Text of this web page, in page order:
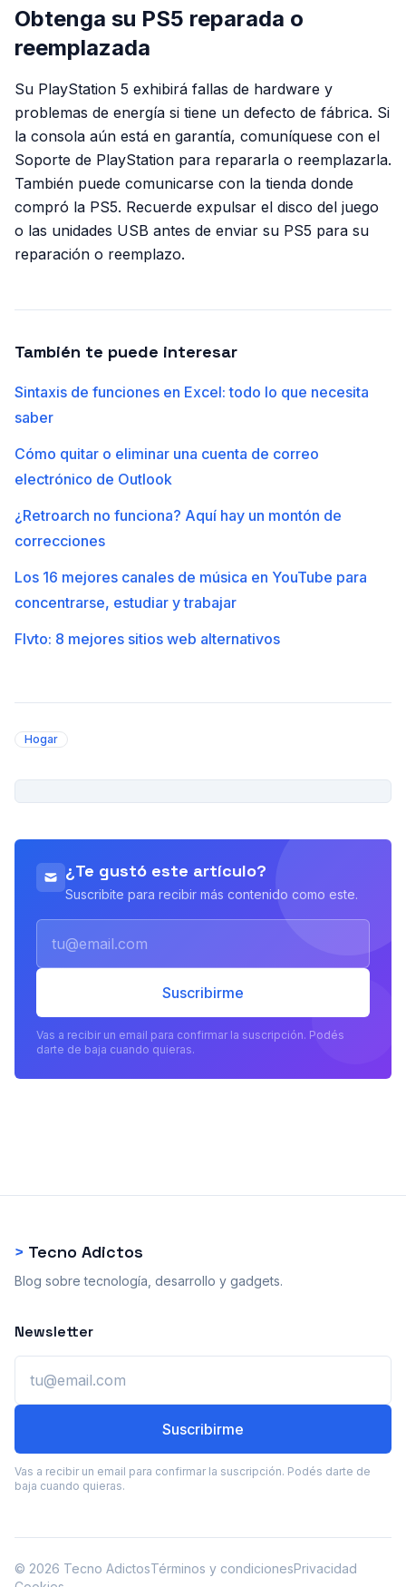
Obtenga su PS5 reparada o
reemplazada
Su PlayStation 5 exhibirá fallas de hardware y
problemas de energía si tiene un defecto de fábrica. Si
la consola aún está en garantía, comuníquese con el
Soporte de PlayStation para repararla o reemplazarla.
También puede comunicarse con la tienda donde
compró la PS5. Recuerde expulsar el disco del juego
o las unidades USB antes de enviar su PS5 para su
reparación o reemplazo.
También te puede interesar
Sintaxis de funciones en Excel: todo lo que necesita
saber
Cómo quitar o eliminar una cuenta de correo
electrónico de Outlook
¿Retroarch no funciona? Aquí hay un montón de
correcciones
Los 16 mejores canales de música en YouTube para
concentrarse, estudiar y trabajar
Flvto: 8 mejores sitios web alternativos
Hogar
¿Te gustó este artículo?
Suscribite para recibir más contenido como este.
Suscribirme
Vas a recibir un email para confirmar la suscripción. Podés
darte de baja cuando quieras.
> Tecno Adictos
Blog sobre tecnología, desarrollo y gadgets.
Newsletter
Suscribirme
Vas a recibir un email para confirmar la suscripción. Podés darte de
baja cuando quieras.
© 2026 Tecno AdictosTérminos y condicionesPrivacidad